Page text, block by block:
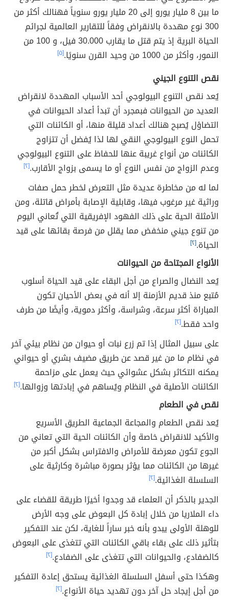
ما بين 8 مليار يورو إلى 20 مليار يورو سنوياً فهنالك أكثر من
300 نوع مهددة بالانقراض وفقاً للتقارير العالمية لجرائم
الحياة البرية إذ يتم قتل ما يقارب 30.000 فيل، و 100 من
النمور، وأكثر من 1000 من وحيد القرن سنويًا.
[٥]
نقص التنوع الجيني
يُعد نقص التنوع البيولوجي أحد الأسباب المهددة لانقراض
العديد من الحيوانات فبمجرد أن تبدأ أعداد الحيوانات في
التضاؤل يُصبح هنالك أعداد قليلة منها، أو الكائنات التي
تحمل النوع البيولوجي النقي لها لذا يُفضل أن تتزاوج
الكائنات من أنواع غريبة عنها للحفاظ على التنوع البيولوجي
وعدم الزواج من نفس النوع أو ما يسمى بزواج الأقارب.[٢]
لما له من مخاطرة عديدة مثل التعرض لخطر حمل صفات
وراثية غير مرغوب فيها، وقابلية الإصابة بأمراض قاتلة، ومن
الأمثلة الحية على ذلك الفهود الإفريقية التي تُعاني اليوم
من تنوع جيني منخفض مما يقلل من فرصة بقائها على قيد
الحياة.[٢]
الأنواع المجتاحة من الحيوانات
يُعد النضال والصراع من أجل البقاء على قيد الحياة أسلوب
مُتبع منذ قديم الأزمنة إلا أنه في بعض الأحيان تكون
المباراة أكثر سرعة، وشراسة، وأكثر دموية، وأيضًا من طرف
واحد فقط.[٢]
على سبيل المثال إذا تم زرع نبات أو حيوان من نظام بيئي آخر
في نظام ما من غير قصد عن طريق مضيف بشري أو حيواني
يمكنه التكاثر بشكل عشوائي حيث يعمل على مزاحمة
الكائنات الأصلية في النظام ويُساهم في إبادتها وزوالها.[٢]
نقص في الطعام
يُعد نقص الطعام والمجاعة الجماعية الطريق الأسريع
والأكيد للانقراض خاصة وأن الكائنات الحية التي تعاني من
الجوع تكون معرضة للأمراض والافتراس بشكل أكبر من
غيرها من الكائنات مما يؤثر بصورة مباشرة وكارثية على
السلسلة الغذائية.[٢]
الجدير بالذكر أن العلماء قد وجدوا أخيرًا طريقة للقضاء على
داء الملاريا من خلال إبادة كل البعوض على وجه الأرض
للوهلة الأولى يبدو بأنه خبر ساراً للغاية، لكن عند التفكير
بتأثير ذلك على بقاء باقي الكائنات التي تتغذى على البعوض
كالضفادع، والحيوانات التي تتغذى على الضفادع.[٢]
وهكذا حتى أسفل السلسلة الغذائية يستحق إعادة التفكير
من أجل إيجاد حل آخر دون تهديد حياة الأنواع.[٢]